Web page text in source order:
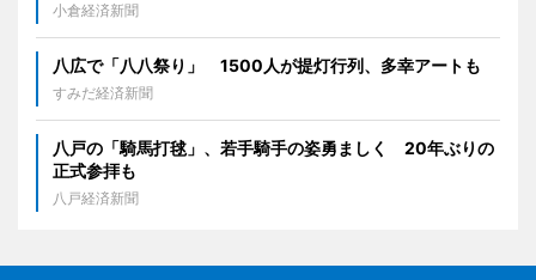
小倉経済新聞
八広で「八八祭り」 1500人が提灯行列、多幸アートも
すみだ経済新聞
八戸の「騎馬打毬」、若手騎手の姿勇ましく 20年ぶりの
正式参拝も
八戸経済新聞